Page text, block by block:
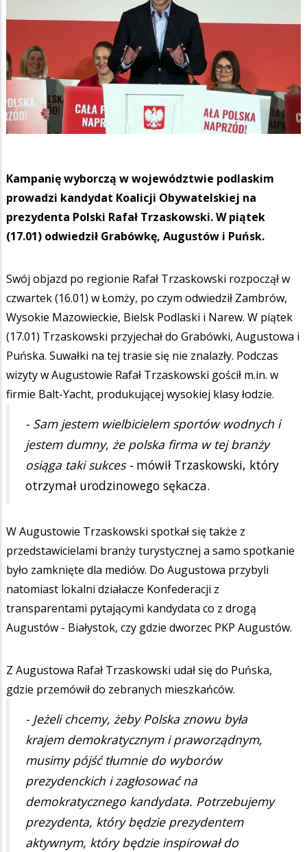
Kampanię wyborczą w województwie podlaskim
prowadzi kandydat Koalicji Obywatelskiej na
prezydenta Polski Rafał Trzaskowski. W piątek
(17.01) odwiedził Grabówkę, Augustów i Puńsk.
Swój objazd po regionie Rafał Trzaskowski rozpoczął w
czwartek (16.01) w Łomży, po czym odwiedził Zambrów,
Wysokie Mazowieckie, Bielsk Podlaski i Narew. W piątek
(17.01) Trzaskowski przyjechał do Grabówki, Augustowa i
Puńska. Suwałki na tej trasie się nie znalazły. Podczas
wizyty w Augustowie Rafał Trzaskowski gościł m.in. w
firmie Balt-Yacht, produkującej wysokiej klasy łodzie.
- Sam jestem wielbicielem sportów wodnych i
jestem dumny, że polska firma w tej branży
osiąga taki sukces - mówił Trzaskowski, który
otrzymał urodzinowego sękacza.
W Augustowie Trzaskowski spotkał się także z
przedstawicielami branży turystycznej a samo spotkanie
było zamknięte dla mediów. Do Augustowa przybyli
natomiast lokalni działacze Konfederacji z
transparentami pytającymi kandydata co z drogą
Augustów - Białystok, czy gdzie dworzec PKP Augustów.
Z Augustowa Rafał Trzaskowski udał się do Puńska,
gdzie przemówił do zebranych mieszkańców.
- Jeżeli chcemy, żeby Polska znowu była
krajem demokratycznym i praworządnym,
musimy pójść tłumnie do wyborów
prezydenckich i zagłosować na
demokratycznego kandydata. Potrzebujemy
prezydenta, który będzie prezydentem
aktywnym, który będzie inspirował do